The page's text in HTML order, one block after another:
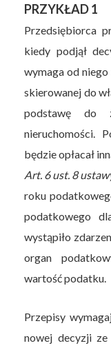
PRZYKŁAD 1
Przedsiębiorca
kiedy podjął
wymaga od
skierowanej do
podstawę do
nieruchomości.
będzie opłacał
Art. 6 ust. 8
roku
podatkowego
wystąpiło
organ
wartość podatku.
Przepisy
nowej decyzji